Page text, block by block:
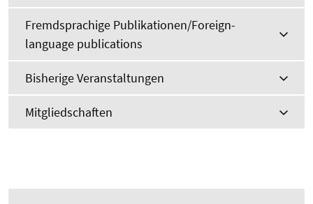
Fremdsprachige Publikationen/Foreign-
language publications
Bisherige Veranstaltungen
Mitgliedschaften